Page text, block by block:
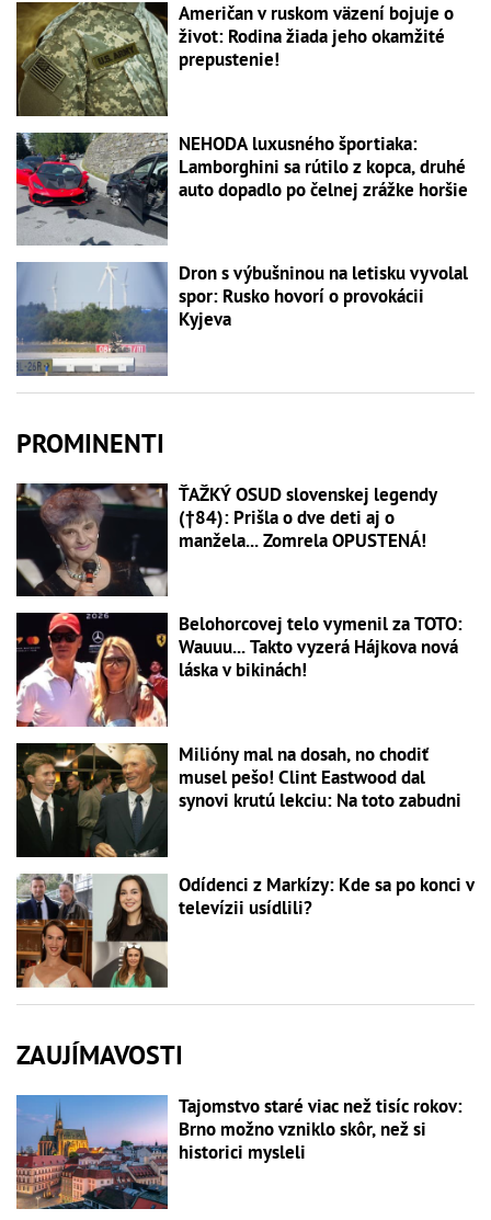
Američan v ruskom väzení bojuje o
život: Rodina žiada jeho okamžité
prepustenie!
NEHODA luxusného športiaka:
Lamborghini sa rútilo z kopca, druhé
auto dopadlo po čelnej zrážke horšie
Dron s výbušninou na letisku vyvolal
spor: Rusko hovorí o provokácii
Kyjeva
PROMINENTI
ŤAŽKÝ OSUD slovenskej legendy
(†84): Prišla o dve deti aj o
manžela... Zomrela OPUSTENÁ!
Belohorcovej telo vymenil za TOTO:
Wauuu... Takto vyzerá Hájkova nová
láska v bikinách!
Milióny mal na dosah, no chodiť
musel pešo! Clint Eastwood dal
synovi krutú lekciu: Na toto zabudni
Odídenci z Markízy: Kde sa po konci v
televízii usídlili?
ZAUJÍMAVOSTI
Tajomstvo staré viac než tisíc rokov:
Brno možno vzniklo skôr, než si
historici mysleli